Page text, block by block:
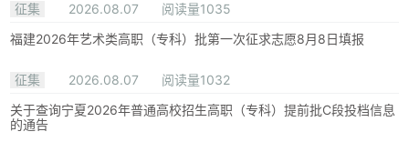
征集 2026.08.07
阅读量1035
福建2026年艺术类高职（专科）批第一次征求志愿8月8日填报
征集 2026.08.07
阅读量1032
关于查询宁夏2026年普通高校招生高职（专科）提前批C段投档信息
的通告